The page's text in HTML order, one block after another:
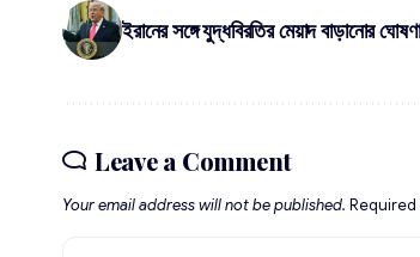
ইরানের সঙ্গে যুদ্ধবিরতির মেয়াদ বাড়ানোর
Leave a Comment
Your email address will not be published.